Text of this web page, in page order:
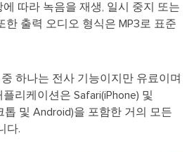
따라 녹음을 재생, 일시 중지 또는
한 출력 오디오 형식은 MP3로 표준
하나는 전사 기능이지만 유료이며
리케이션은 Safari(iPhone) 및
톱 및 Android)을 포함한 거의 모든
다.